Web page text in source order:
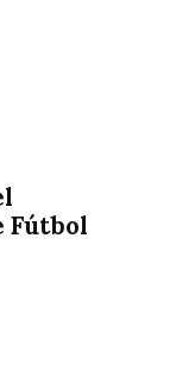
Fútbol